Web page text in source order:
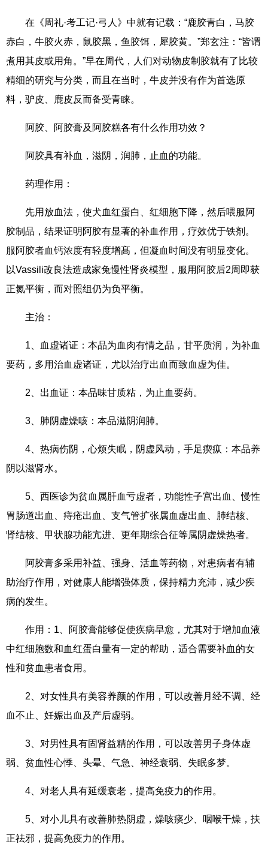
在《周礼·考工记·弓人》中就有记载：“鹿胶青白，马胶
赤白，牛胶火赤，鼠胶黑，鱼胶饵，犀胶黄。”郑玄注：“皆谓
煮用其皮或用角。”早在周代，人们对动物皮制胶就有了比较
精细的研究与分类，而且在当时，牛皮并没有作为首选原
料，驴皮、鹿皮反而备受青睐。
阿胶、阿胶膏及阿胶糕各有什么作用功效？
阿胶具有补血，滋阴，润肺，止血的功能。
药理作用：
先用放血法，使犬血红蛋白、红细胞下降，然后喂服阿
胶制品，结果证明阿胶有显著的补血作用，疗效优于铁剂。
服阿胶者血钙浓度有轻度增髙，但凝血时间没有明显变化。
以Vassili改良法造成家兔慢性肾炎模型，服用阿胶后2周即获
正氮平衡，而对照组仍为负平衡。
主治：
1、血虚诸证：本品为血肉有情之品，甘平质润，为补血
要药，多用治血虚诸证，尤以治疗出血而致血虚为佳。
2、出血证：本品味甘质粘，为止血要药。
3、肺阴虚燥咳：本品滋阴润肺。
4、热病伤阴，心烦失眠，阴虚风动，手足瘈疭：本品养
阴以滋肾水。
5、西医诊为贫血属肝血亏虚者，功能性子宫出血、慢性
胃肠道出血、痔疮出血、支气管扩张属血虚出血、肺结核、
肾结核、甲状腺功能亢进、更年期综合征等属阴虚燥热者。
阿胶膏多采用补益、强身、活血等药物，对患病者有辅
助治疗作用，对健康人能增强体质，保持精力充沛，减少疾
病的发生。
作用：1、阿胶膏能够促使疾病早愈，尤其对于增加血液
中红细胞数和血红蛋白量有一定的帮助，适合需要补血的女
性和贫血患者食用。
2、对女性具有美容养颜的作用，可以改善月经不调、经
血不止、妊娠出血及产后虚弱。
3、对男性具有固肾益精的作用，可以改善男子身体虚
弱、贫血性心悸、头晕、气急、神经衰弱、失眠多梦。
4、对老人具有延缓衰老，提高免疫力的作用。
5、对小儿具有改善肺热阴虚，燥咳痰少、咽喉干燥，扶
正祛邪，提高免疫力的作用。